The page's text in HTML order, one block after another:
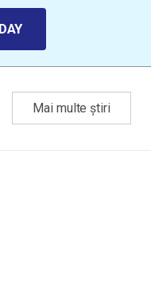
Mai multe știri